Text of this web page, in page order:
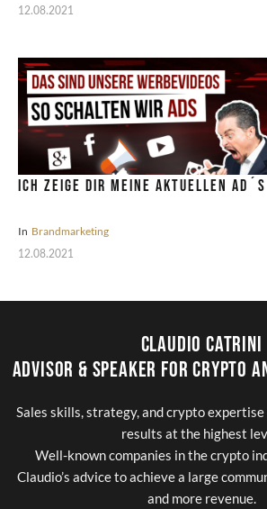
12.08.2021
Ich zeige dir meine aktuellen Ad´s
In Brandmarketing
12.08.2021
Claudio Catrini
Advisor & Speaker for Crypto
Sales skills, strategy, and crypto
results at the highest
Well-known companies in the crypto
Claudio’s advice to achieve a large
and more revenue.